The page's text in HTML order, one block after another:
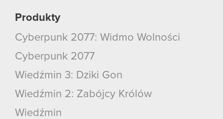
Produkty
Cyberpunk 2077: Widmo Wolności
Cyberpunk 2077
Wiedźmin 3: Dziki Gon
Wiedźmin 2: Zabójcy Królów
Wiedźmin